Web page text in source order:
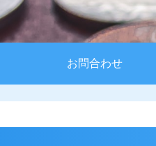
お問合わせ